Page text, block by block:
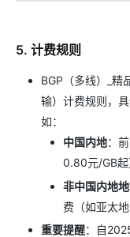
5. 计费规则
BGP（多线）_精
输）计费规则，
如：
中国内地：
0.80元/GB起
非中国内地
费（如亚太
重要提醒：自